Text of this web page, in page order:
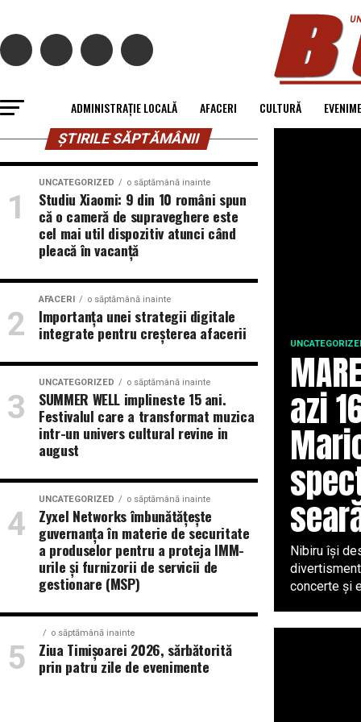
ADMINISTRAȚIE LOCALĂ AFACERI CULTURĂ
azi
Nibiru își
concerte și
ȘTIRILE SĂPTĂMÂNII
UNCATEGORIZED o săptămână inainte
Studiu Xiaomi: 9 din 10 români spun
că o cameră de supraveghere este
cel mai util dispozitiv atunci când
pleacă în vacanță
AFACERI o săptămână inainte
Importanța unei strategii digitale
integrate pentru creșterea afacerii
UNCATEGORIZED o săptămână inainte
SUMMER WELL implineste 15 ani.
Festivalul care a transformat muzica
intr-un univers cultural revine in
august
UNCATEGORIZED o săptămână inainte
Zyxel Networks îmbunătățește
guvernanța în materie de securitate
a produselor pentru a proteja IMM-
urile și furnizorii de servicii de
gestionare (MSP)
o săptămână inainte
Ziua Timișoarei 2026, sărbătorită
prin patru zile de evenimente